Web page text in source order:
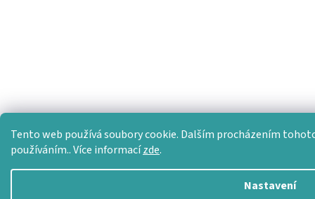
Tento web používá soubory cookie. Dalším procházením
používáním.. Více informacízde.
Nastavení